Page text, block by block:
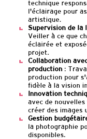
technique
l'éclairage pour
artistique.
Supervision de la
Veiller à ce que
éclairée et
projet.
Collaboration
production:
production pour
fidèle à la vision
Innovation
avec de
créer des images
Gestion
la photographie
disponibles.